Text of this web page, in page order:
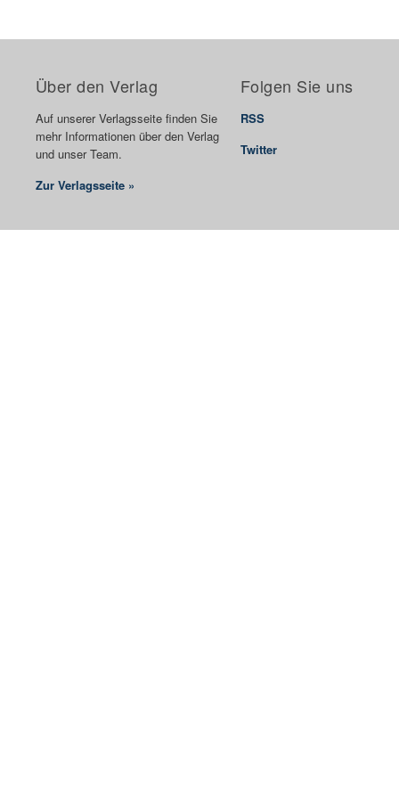
Über den Verlag
Auf unserer Verlagsseite finden Sie
mehr Informationen über den Verlag
und unser Team.
Zur Verlagsseite »
Folgen Sie uns
RSS
Twitter